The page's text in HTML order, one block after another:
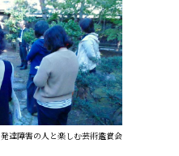
発達障害の人と楽しむ芸術鑑賞会